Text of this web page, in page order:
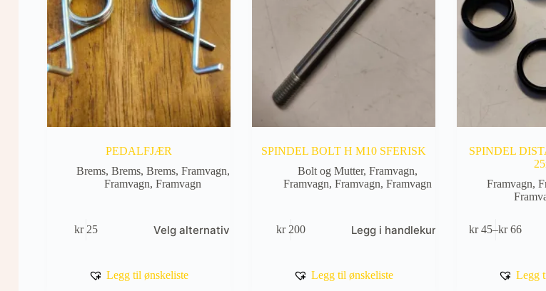
PEDALFJÆR
Brems, Brems, Brems, Framvagn,
Framvagn,Framvagn
kr25 Velg alternativ
produktet
Alternativene
Legg til ønskeliste
SPINDEL BOLT H M10 SFERISK
Bolt og Mutter,Framvagn,
Framvagn,Framvagn,Framvagn
kr200 Legg i handlekurv
Legg til ønskeliste
SPINDEL
Framvagn,
kr45–kr66
Prisområde:
kr 66
produktet
Alternativene
Legg